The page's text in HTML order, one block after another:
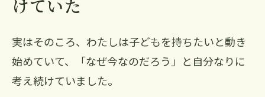
けていた
実はそのころ、わたしは子どもを持ちたいと動き
始めていて、「なぜ今なのだろう」と自分なりに
考え続けていました。